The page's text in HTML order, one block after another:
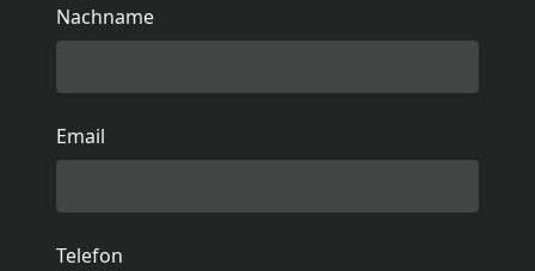
Nachname
Email
Telefon